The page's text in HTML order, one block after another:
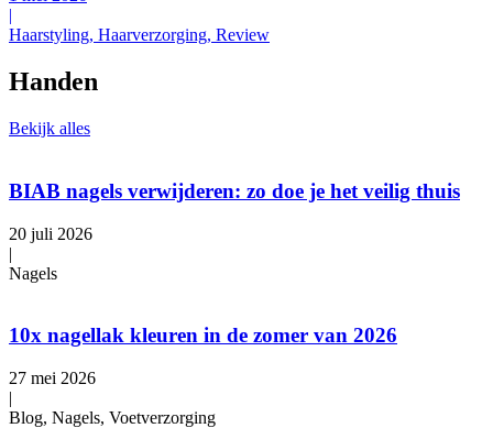
|
Haarstyling, Haarverzorging, Review
Handen
Bekijk alles
BIAB nagels verwijderen: zo doe je het veilig thuis
20 juli 2026
|
Nagels
10x nagellak kleuren in de zomer van 2026
27 mei 2026
|
Blog, Nagels, Voetverzorging